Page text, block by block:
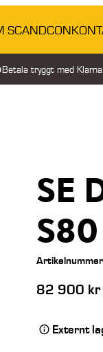
SCANDCON
Betala tryggt med
SE
82 900 kr
Externt